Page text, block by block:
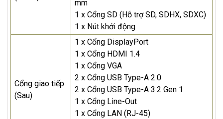
mm
1 x Cổng SD (Hỗ trợ SD, SDHX, SDXC)
1 x Nút khởi động
Cổng giao tiếp
(Sau)
1 x Cổng DisplayPort
1 x Cổng HDMI 1.4
1 x Cổng VGA
2 x Cổng USB Type-A 2.0
2 x Cổng USB Type-A 3.2 Gen 1
1 x Cổng Line-Out
1 x Cổng LAN (RJ-45)